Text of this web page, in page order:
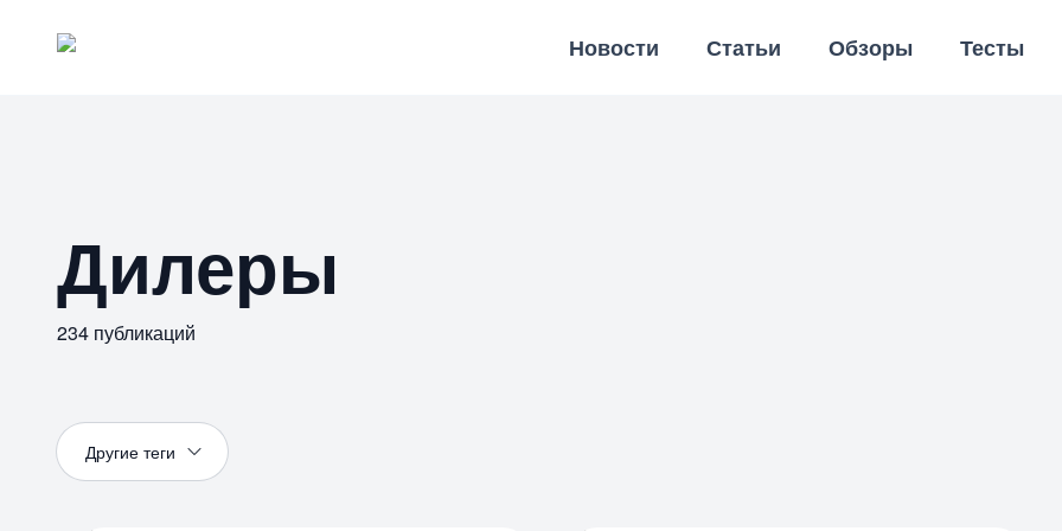
Новости Статьи Обзоры Тесты
Дилеры
234 публикаций
Другие теги